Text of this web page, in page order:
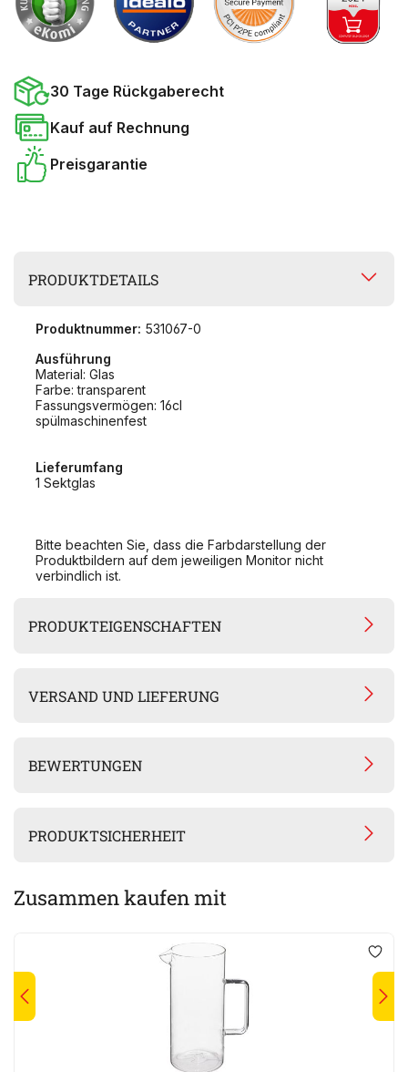
30 Tage Rückgaberecht
Kauf auf Rechnung
Preisgarantie
PRODUKTDETAILS
Produktnummer: 531067-0
Ausführung
Material: Glas
Farbe: transparent
Fassungsvermögen: 16cl
spülmaschinenfest
Lieferumfang
1 Sektglas
Bitte beachten Sie, dass die Farbdarstellung der
Produktbildern auf dem jeweiligen Monitor nicht
verbindlich ist.
PRODUKTEIGENSCHAFTEN
VERSAND UND LIEFERUNG
BEWERTUNGEN
PRODUKTSICHERHEIT
Zusammen kaufen mit